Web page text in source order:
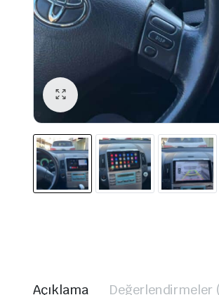
Açıklama Değerlendirmeler